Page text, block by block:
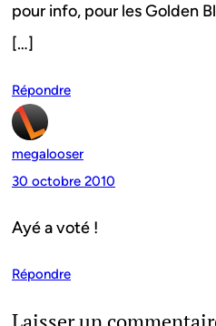
pour info, pour les Golden
[…]
Répondre
megalooser
30 octobre 2010
Ayé a voté !
Répondre